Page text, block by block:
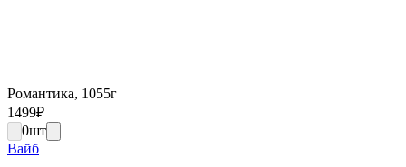
Романтика, 1055г
1499₽
0шт
Вайб